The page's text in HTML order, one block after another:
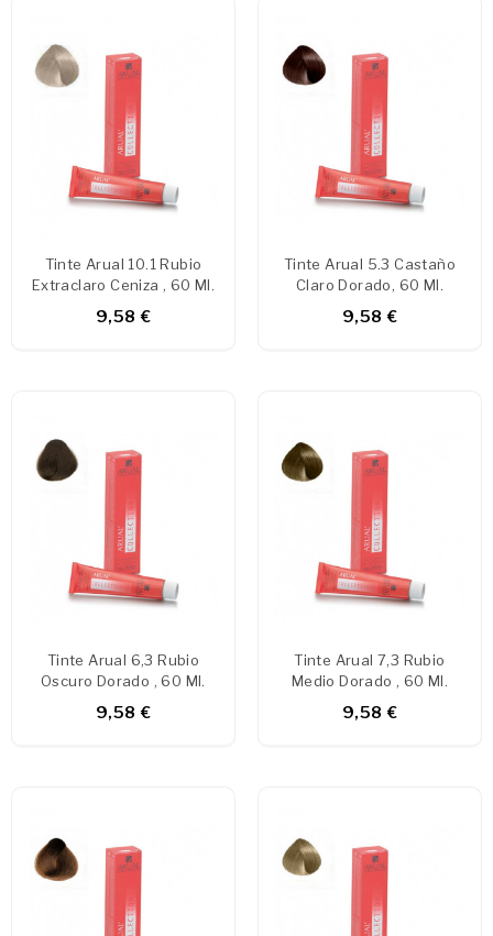
Tinte Arual 10.1 Rubio
Extraclaro Ceniza , 60 Ml.
9,58 €
Tinte Arual 5.3 Castaño
Claro Dorado, 60 Ml.
9,58 €
Tinte Arual 6,3 Rubio
Oscuro Dorado , 60 Ml.
9,58 €
Tinte Arual 7,3 Rubio
Medio Dorado , 60 Ml.
9,58 €